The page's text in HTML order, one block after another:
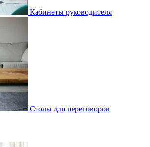
Кабинеты руководителя
Столы для переговоров